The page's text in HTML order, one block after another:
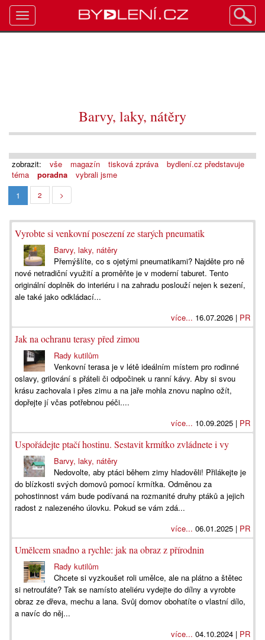
Barvy, laky, nátěry
zobrazit: vše magazín tisková zpráva
bydlení.cz představuje
téma
poradna
vybrali jsme
1
2 >
Vyrobte si venkovní posezení ze starých pneumatik
Barvy, laky, nátěry
Přemýšlíte, co s ojetými pneumatikami? Najděte pro ně
nové netradiční využití a proměňte je v moderní taburet. Tento
originální doplněk do interiéru i na zahradu poslouží nejen k sezení,
ale také jako odkládací...
více... 16.07.2026 | PR
Jak na ochranu terasy před zimou
Rady kutilům
Venkovní terasa je v létě ideálním místem pro rodinné
oslavy, grilování s přáteli či odpočinek u ranní kávy. Aby si svou
krásu zachovala i přes zimu a na jaře mohla znovu naplno ožít,
dopřejte jí včas potřebnou péči....
více... 10.09.2025 | PR
Uspořádejte ptačí hostinu. Sestavit krmítko zvládnete i vy
Barvy, laky, nátěry
Nedovolte, aby ptáci během zimy hladověli! Přilákejte je
do blízkosti svých domovů pomocí krmítka. Odměnou za
pohostinnost vám bude podívaná na rozmanité druhy ptáků a jejich
radost z nalezeného úlovku. Pokud se vám zdá...
více... 06.01.2025 | PR
Umělcem snadno a rychle: jak na obraz z přírodnin
Rady kutilům
Chcete si vyzkoušet roli umělce, ale na plátno a štětec
si netroufáte? Tak se namísto ateliéru vydejte do dílny a vyrobte
obraz ze dřeva, mechu a lana. Svůj domov obohatíte o vlastní dílo,
a navíc do něj...
více... 04.10.2024 | PR
Toggle
navigation